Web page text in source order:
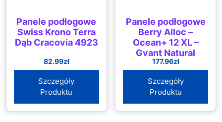
Panele podłogowe
Swiss Krono Terra
Dąb Cracovia 4923
82.99zł
Szczegóły
Produktu
Panele podłogowe
Berry Alloc –
Ocean+ 12 XL –
Gyant Natural
177.96zł
Szczegóły
Produktu